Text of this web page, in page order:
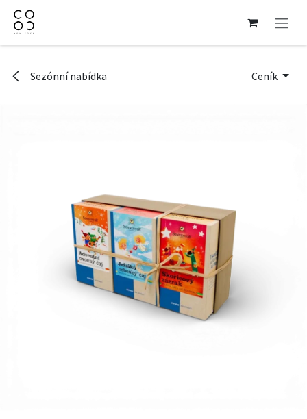
Přejít na obsah
Sezónní nabídka Ceník